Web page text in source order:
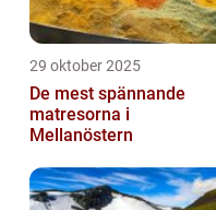
29 oktober 2025
De mest spännande
matresorna i
Mellanöstern